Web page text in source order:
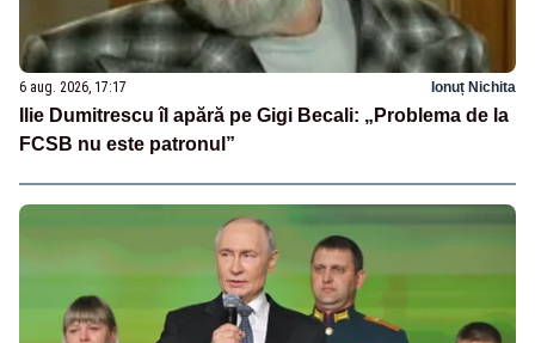
6 aug. 2026, 17:17 Ionuț Nichita
Ilie Dumitrescu îl apără pe Gigi Becali: „Problema de la
FCSB nu este patronul”